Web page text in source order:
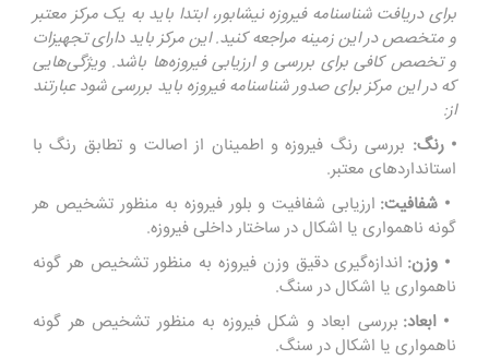
برای دریافت شناسنامه فیروزه نیشابور، ابتدا باید به یک مرکز معتبر
و متخصص در این زمینه مراجعه کنید. این مرکز باید دارای تجهیزات
و تخصص کافی برای بررسی و ارزیابی فیروزه‌ها باشد. ویژگی‌هایی
که در این مرکز برای صدور شناسنامه فیروزه باید بررسی شود عبارتند
از:
• رنگ: بررسی رنگ فیروزه و اطمینان از اصالت و تطابق رنگ با
استانداردهای معتبر.
• شفافیت: ارزیابی شفافیت و بلور فیروزه به منظور تشخیص هر
گونه ناهمواری یا اشکال در ساختار داخلی فیروزه.
• وزن: اندازه‌گیری دقیق وزن فیروزه به منظور تشخیص هر گونه
ناهمواری یا اشکال در سنگ.
• ابعاد: بررسی ابعاد و شکل فیروزه به منظور تشخیص هر گونه
ناهمواری یا اشکال در سنگ.